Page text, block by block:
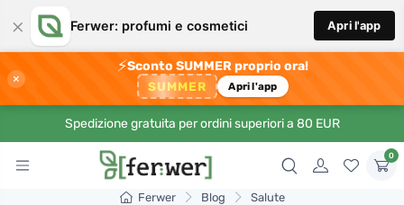
× Ferwer: profumi e cosmetici Apri l'app
×
⚡Sconto SUMMER proprio ora!
SUMMER Apri l'app
Spedizione gratuita per ordini superiori a 80 EUR
0
Ferwer Blog Salute